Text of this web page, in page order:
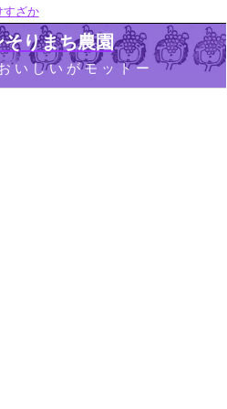
すざか
りまち農園
しいがモットー